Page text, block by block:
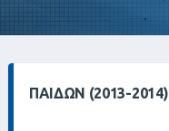
ΠΑΙΔΩΝ (2013-2014)